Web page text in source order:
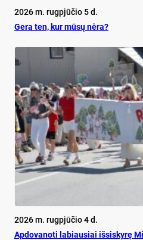
2026 m. rugpjūčio 5 d.
Ge­ra ten, kur mū­sų nė­ra?
2026 m. rugpjūčio 4 d.
Ap­do­va­no­ti la­biau­siai iš­si­sky­rę